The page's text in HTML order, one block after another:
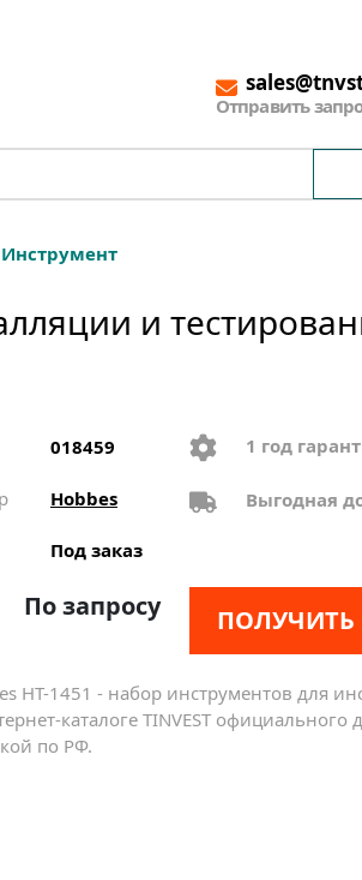
Отправить
Инструмент
и
018459
Hobbes
Под заказ
1 год
Выгодная
По запросу ПОЛУЧИТЬ
HT-1451 - набор инструментов для
каталоге TINVEST официального
по РФ.